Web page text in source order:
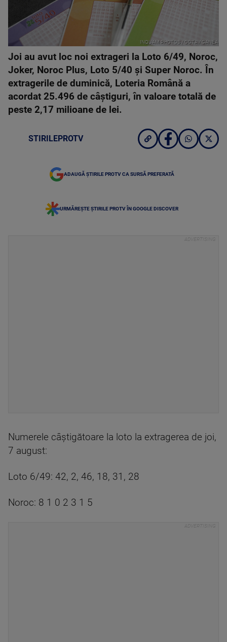
INQUAM PHOTOS / OCTAV GANEA
Joi au avut loc noi extrageri la Loto 6/49, Noroc,
Joker, Noroc Plus, Loto 5/40 și Super Noroc. În
extragerile de duminică, Loteria Română a
acordat 25.496 de câștiguri, în valoare totală de
peste 2,17 milioane de lei.
STIRILEPROTV
ADAUGĂ ȘTIRILE PROTV CA SURSĂ PREFERATĂ
URMĂREȘTE ȘTIRILE PROTV ÎN GOOGLE DISCOVER
Numerele câștigătoare la loto la extragerea de joi,
7 august:
Loto 6/49: 42, 2, 46, 18, 31, 28
Noroc: 8 1 0 2 3 1 5